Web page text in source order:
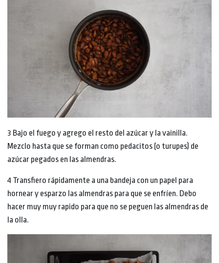
3 Bajo el fuego y agrego el resto del azúcar y la vainilla.
Mezclo hasta que se forman como pedacitos (o turupes) de
azúcar pegados en las almendras.
4 Transfiero rápidamente a una bandeja con un papel para
hornear y esparzo las almendras para que se enfríen. Debo
hacer muy muy rapido para que no se peguen las almendras de
la olla.